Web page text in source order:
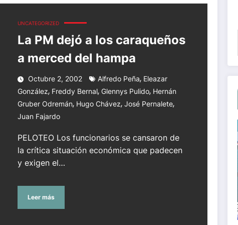
UNCATEGORIZED
La PM dejó a los caraqueños
a merced del hampa
Octubre 2, 2002 Alfredo Peña, Eleazar
González, Freddy Bernal, Glennys Pulido, Hernán
Gruber Odremán, Hugo Chávez, José Pernalete,
Juan Fajardo
PELOTEO Los funcionarios se cansaron de
la crítica situación económica que padecen
y exigen el…
Leer más